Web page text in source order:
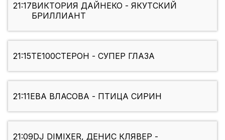
21:17ВИКТОРИЯ ДАЙНЕКО - ЯКУТСКИЙ
БРИЛЛИАНТ
21:15ТЕ100СТЕРОН - СУПЕР ГЛАЗА
21:11ЕВА ВЛАСОВА - ПТИЦА СИРИН
21:09DJ DIMIXER, ДЕНИС КЛЯВЕР -